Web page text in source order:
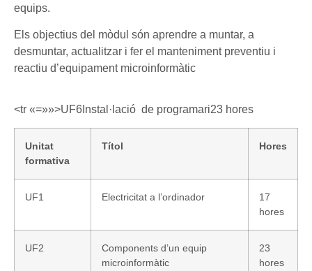
equips.
Els objectius del mòdul són aprendre a muntar, a
desmuntar, actualitzar i fer el manteniment preventiu i
reactiu d’equipament microinformàtic
<tr «=»»>UF6Instal·lació de programari23 hores
Unitat
formativa
Títol Hores
UF1 Electricitat a l’ordinador
17
hores
UF2
Components d’un equip
microinformàtic
23
hores